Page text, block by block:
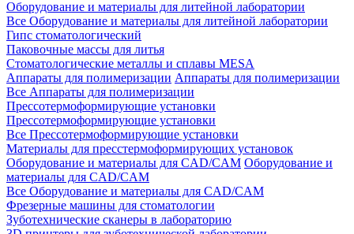
Оборудование и материалы для литейной лаборатории
Все Оборудование и материалы для литейной лаборатории
Гипс стоматологический
Паковочные массы для литья
Стоматологические металлы и сплавы MESA
Аппараты для полимеризации Аппараты для полимеризации
Все Аппараты для полимеризации
Прессотермоформирующие установки
Прессотермоформирующие установки
Все Прессотермоформирующие установки
Материалы для пресстермоформирующих установок
Оборудование и материалы для CAD/CAM Оборудование и
материалы для CAD/CAM
Все Оборудование и материалы для CAD/CAM
Фрезерные машины для стоматологии
Зуботехнические сканеры в лабораторию